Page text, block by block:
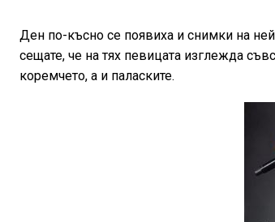
Ден по-късно се появиха и снимки на
сещате, че на тях певицата изглежда
коремчето, а и паласките.